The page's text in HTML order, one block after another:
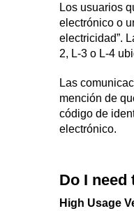
Los usuarios
electrónico o
electricidad”.
2, L-3 o L-4
Las
mención de
código de
electrónico.
Do I need
High Usage